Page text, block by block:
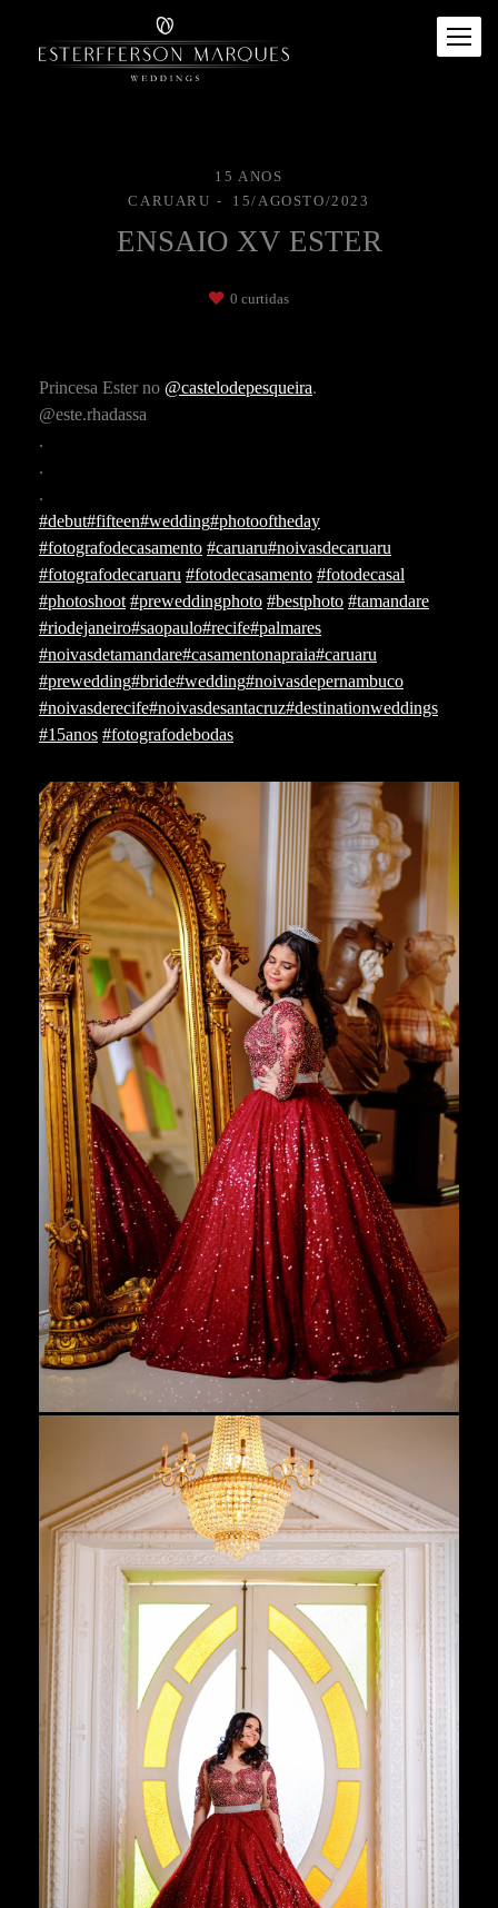
15 ANOS
CARUARU
15/AGOSTO/2023
ENSAIO XV ESTER
0 curtidas
Princesa Ester no @castelodepesqueira.
@este.rhadassa
.
.
.
#debut#fifteen#wedding#photooftheday
#fotografodecasamento #caruaru#noivasdecaruaru
#fotografodecaruaru #fotodecasamento #fotodecasal
#photoshoot #preweddingphoto #bestphoto #tamandare
#riodejaneiro#saopaulo#recife#palmares
#noivasdetamandare#casamentonapraia#caruaru
#prewedding#bride#wedding#noivasdepernambuco
#noivasderecife#noivasdesantacruz#destinationweddings
#15anos #fotografodebodas